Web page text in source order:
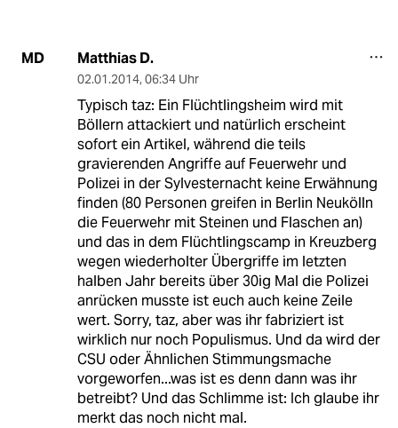
MD Matthias D.
02.01.2014, 06:34 Uhr
Typisch taz: Ein Flüchtlingsheim wird mit
Böllern attackiert und natürlich erscheint
sofort ein Artikel, während die teils
gravierenden Angriffe auf Feuerwehr und
Polizei in der Sylvesternacht keine Erwähnung
finden (80 Personen greifen in Berlin Neukölln
die Feuerwehr mit Steinen und Flaschen an)
und das in dem Flüchtlingscamp in Kreuzberg
wegen wiederholter Übergriffe im letzten
halben Jahr bereits über 30ig Mal die Polizei
anrücken musste ist euch auch keine Zeile
wert. Sorry, taz, aber was ihr fabriziert ist
wirklich nur noch Populismus. Und da wird der
CSU oder Ähnlichen Stimmungsmache
vorgeworfen...was ist es denn dann was ihr
betreibt? Und das Schlimme ist: Ich glaube ihr
merkt das noch nicht mal.